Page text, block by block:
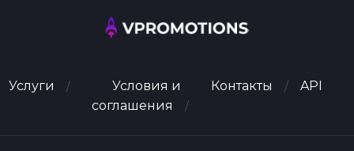
Услуги
Условия и
соглашения
Контакты API